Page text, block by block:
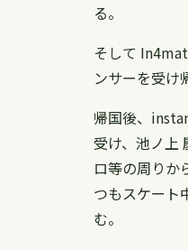
る。
そして
ンサーを受け
帰国後、
受け、池ノ上
ロ等の周りか
つもスケート
む。